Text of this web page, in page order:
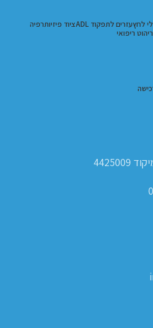
לחץעזרים לתפקוד ADL
ציוד פיזיותרפיה
ריהוט ריפואי